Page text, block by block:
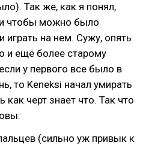
Так же, как я понял,
чтобы можно было
играть на нем. Сужу, опять
и ещё более старому
у первого все было в
то Keneksi начал умирать
как черт знает что. Так что
(сильно уж привык к